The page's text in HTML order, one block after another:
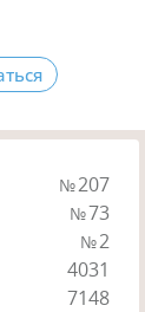
№207
№73
№2
4031
7148